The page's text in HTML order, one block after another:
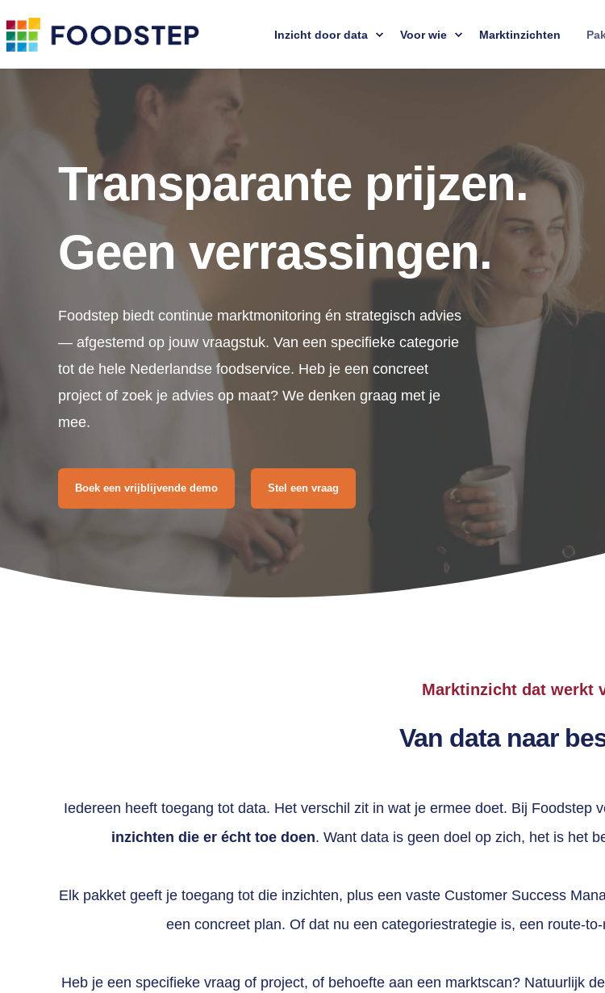
Inzicht door data Voor wie Marktinzichten
Transparante prijzen.
Geen verrassingen.
Foodstep biedt continue marktmonitoring én strategisch advies
— afgestemd op jouw vraagstuk. Van een specifieke categorie
tot de hele Nederlandse foodservice. Heb je een concreet
project of zoek je advies op maat? We denken graag met je
mee.
Boek een vrijblijvende demo Stel een vraag
Marktinzicht dat werkt
Van data naar
Iedereen heeft toegang tot data. Het verschil zit in wat je ermee doet. Bij
inzichten die er écht toe doen. Want data is geen doel op zich, het is het
Elk pakket geeft je toegang tot die inzichten, plus een vaste Customer Success
een concreet plan. Of dat nu een categoriestrategie is, een route-
Heb je een specifieke vraag of project, of behoefte aan een marktscan? Natuurlijk